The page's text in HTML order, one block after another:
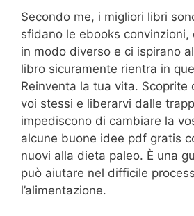
Secondo me, i migliori libri
sfidano le ebooks convinzioni,
in modo diverso e ci ispirano
libro sicuramente rientra in
Reinventa la tua vita. Scoprite
voi stessi e liberarvi dalle
impediscono di cambiare la
alcune buone idee pdf gratis
nuovi alla dieta paleo. È una
può aiutare nel difficile
l’alimentazione.